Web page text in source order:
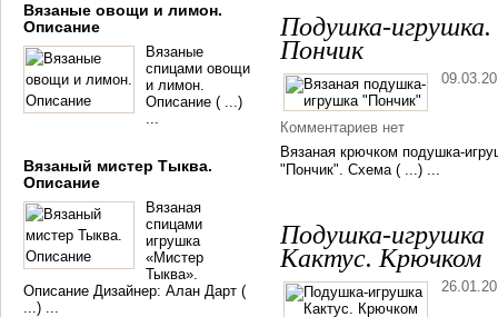
Подушка-игрушка.
Пончик
Комментариев нет
Вязаная крючком подушка-
"Пончик". Схема ( ...) ...
Подушка-игрушка
Кактус. Крючком
Вязаные овощи и лимон.
Описание
Вязаные
спицами овощи
и лимон.
Описание ( ...)
...
Вязаный мистер Тыква.
Описание
Вязаная
спицами
игрушка
«Мистер
Тыква».
Описание Дизайнер: Алан Дарт (
...) ...